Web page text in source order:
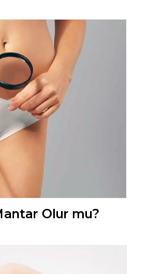
Olur mu?